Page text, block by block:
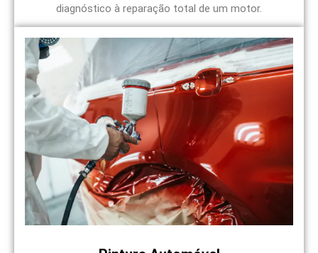
diagnóstico à reparação total de um motor.